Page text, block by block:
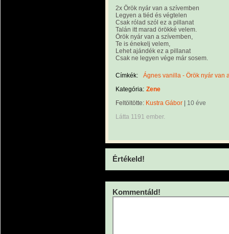
2x Örök nyár van a szívemben
Legyen a tiéd és végtelen
Csak rólad szól ez a pillanat
Talán itt marad örökké velem.
Örök nyár van a szívemben,
Te is énekelj velem,
Lehet ajándék ez a pillanat
Csak ne legyen vége már sosem.
Címkék:
Ágnes vanilla - Örök nyár van
Kategória: Zene
Feltöltötte: Kustra Gábor
10 éve
Látta 1191 ember.
Értékeld!
Kommentáld!